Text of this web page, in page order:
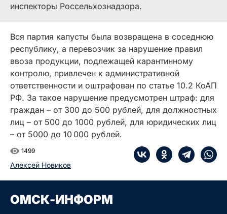
инспекторы Россельхознадзора.
Вся партия капусты была возвращена в соседнюю
республику, а перевозчик за нарушение правил
ввоза продукции, подлежащей карантинному
контролю, привлечен к административной
ответственности и оштрафован по статье 10.2 КоАП
РФ. За такое нарушение предусмотрен штраф: для
граждан – от 300 до 500 рублей, для должностных
лиц – от 500 до 1000 рублей, для юридических лиц
– от 5000 до 10 000 рублей.
1499
Алексей Новиков
ОМСК-ИНФОРМ